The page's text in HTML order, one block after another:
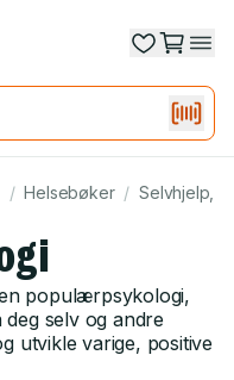
/ Helsebøker / Selvhjelp,
populærpsykologi,
selv og andre
utvikle varige, positive